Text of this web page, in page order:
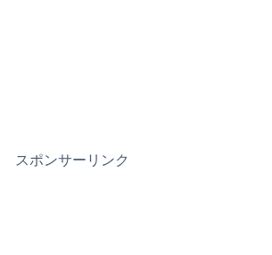
スポンサーリンク